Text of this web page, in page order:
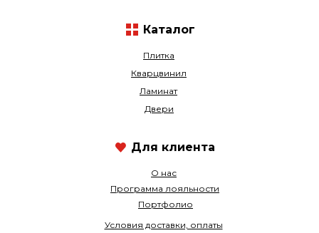
Плитка
Кварцвинил
О нас
Ламинат
Программа лояльности
Двери
Портфолио
Условия доставки, оплаты
Каталог
Для клиента